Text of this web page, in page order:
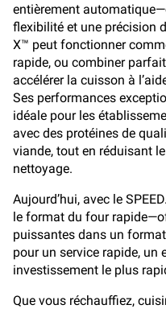
entièrement
flexibilité et une précision
X™ peut fonctionner
rapide, ou combiner
accélérer la cuisson à
Ses performances
idéale pour les
avec des protéines de
viande, tout en réduisant
nettoyage.
Aujourd’hui, avec le
le format du four
puissantes dans un
pour un service rapide, un
investissement le plus
Que vous réchauffiez,